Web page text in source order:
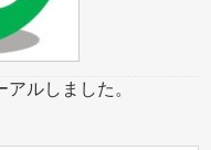
ルしました。